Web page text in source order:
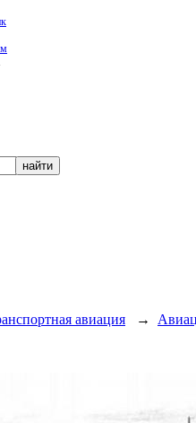
авиация →